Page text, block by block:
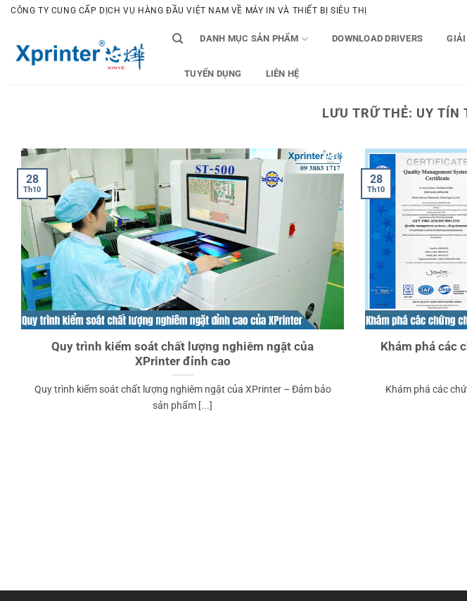
Bỏ
dung
CÔNG TY CUNG CẤP DỊCH VỤ HÀNG ĐẦU VIỆT NAM VỀ MÁY IN VÀ THIẾT BỊ SIÊU THỊ
DANH MỤC SẢN PHẨM DOWNLOAD DRIVERS GIẢI
TUYỂN DỤNG LIÊN HỆ
LƯU TRỮ THẺ: UY TÍN
Quy trình kiểm soát chất lượng nghiêm ngặt của
XPrinter đỉnh cao
Quy trình kiểm soát chất lượng nghiêm ngặt của XPrinter – Đảm bảo
sản phẩm [...]
28
Th10
Khám phá các
Khám phá các
28
Th10